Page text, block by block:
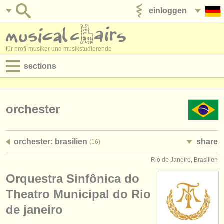
einloggen
für profi-musiker und musikstudierende
sections
jobs - verwaltung
kurse
musikwettbewerbe
orchester
orchester: brasilien (16) share
Rio de Janeiro, Brasilien
Orquestra Sinfônica do
Theatro Municipal do Rio
de janeiro